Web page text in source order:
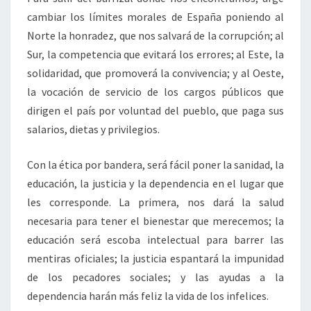
cambiar los límites morales de España poniendo al
Norte la honradez, que nos salvará de la corrupción; al
Sur, la competencia que evitará los errores; al Este, la
solidaridad, que promoverá la convivencia; y al Oeste,
la vocación de servicio de los cargos públicos que
dirigen el país por voluntad del pueblo, que paga sus
salarios, dietas y privilegios.
Con la ética por bandera, será fácil poner la sanidad, la
educación, la justicia y la dependencia en el lugar que
les corresponde. La primera, nos dará la salud
necesaria para tener el bienestar que merecemos; la
educación será escoba intelectual para barrer las
mentiras oficiales; la justicia espantará la impunidad
de los pecadores sociales; y las ayudas a la
dependencia harán más feliz la vida de los infelices.